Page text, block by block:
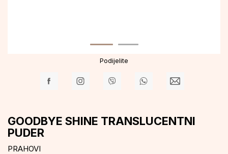
Podijelite
GOODBYE SHINE TRANSLUCENTNI
PUDER
PRAHOVI